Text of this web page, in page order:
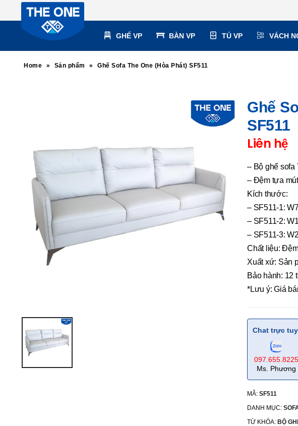
GHẾ VP BÀN VP TỦ VP VÁCH
Home » Sản phẩm » Ghế Sofa The One (Hòa Phát) SF511
Ghế
SF511
Liên hệ
– Bộ ghế sofa
– Đệm tựa
Kích thước:
– SF511-1:
– SF511-2:
– SF511-3:
Chất liệu:
Xuất xứ: Sản
Bảo hành: 12
*Lưu ý: Giá
Chat trực
097.655.8225
Ms. Phương
MÃ: SF511
DANH MỤC:
TỪ KHÓA: BỘ